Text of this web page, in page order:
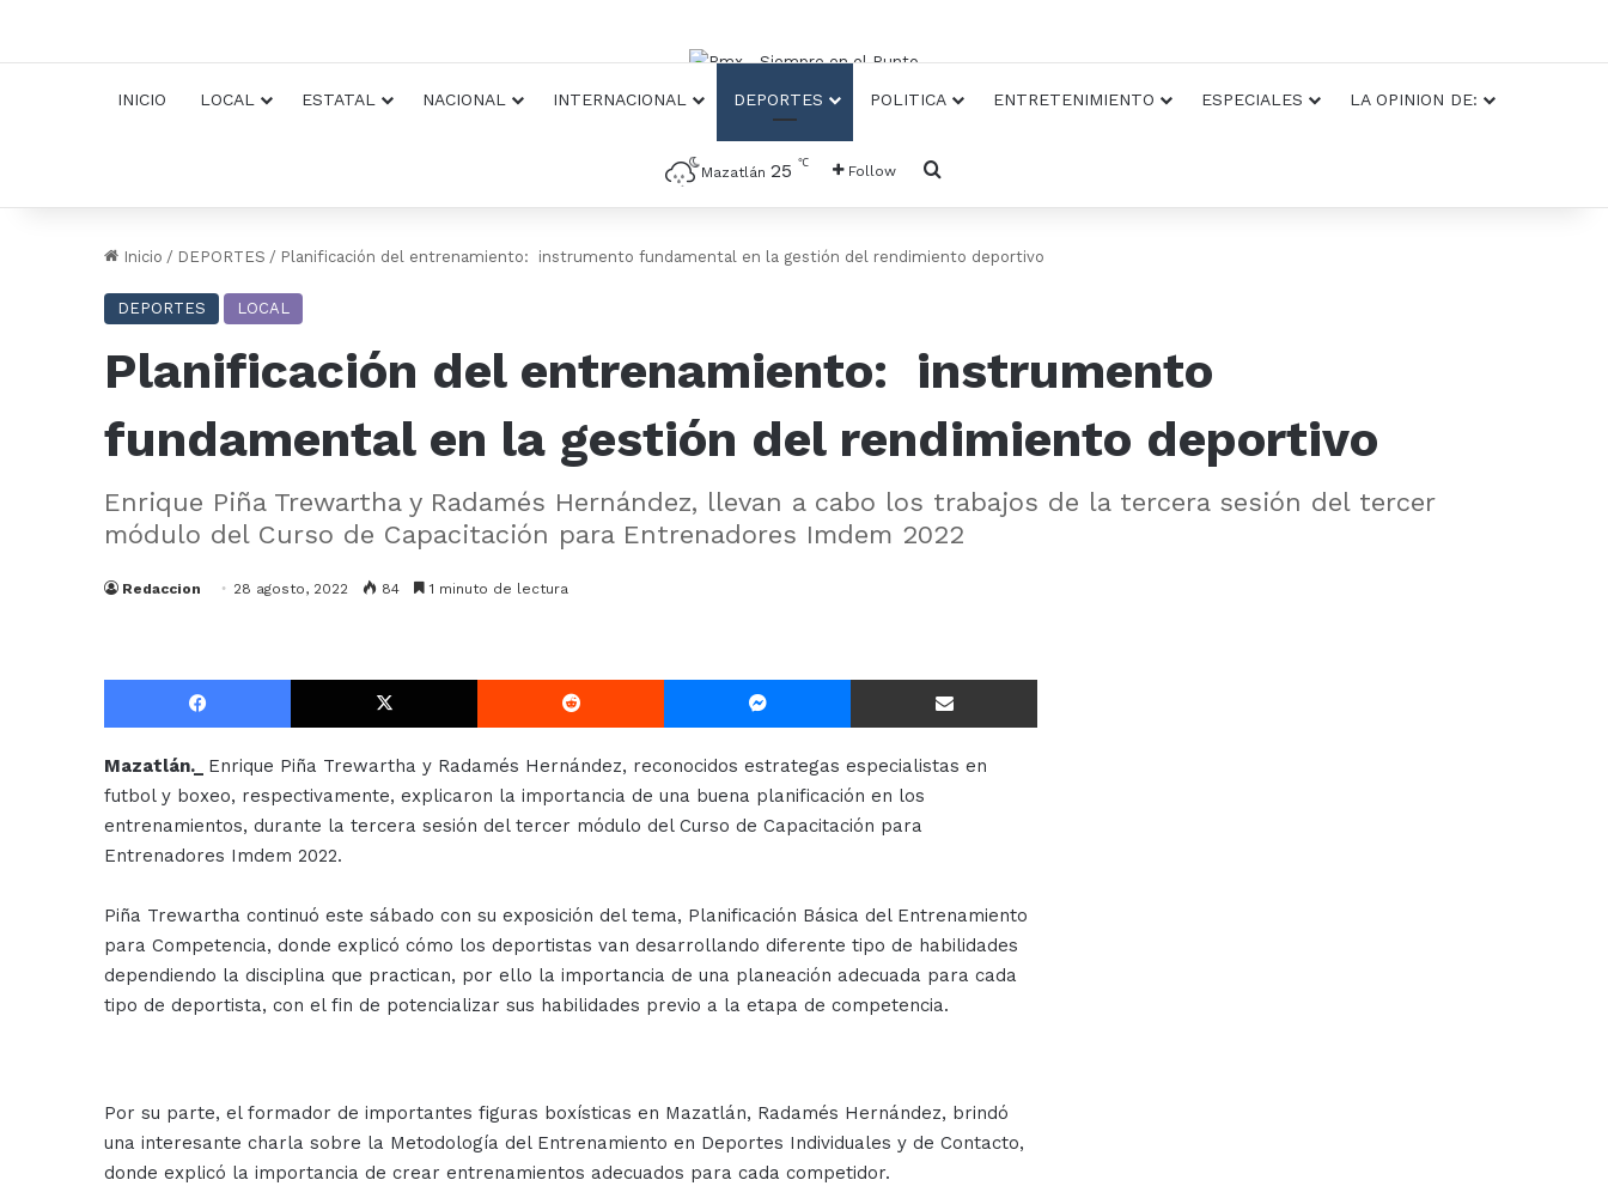
INICIO LOCAL ESTATAL NACIONAL INTERNACIONAL DEPORTES POLITICA ENTRETENIMIENTO ESPECIALES LA OPINION DE:
Mazatlán 25 ℃ Follow Busqueda
Inicio / DEPORTES / Planificación del entrenamiento: instrumento fundamental en la gestión del rendimiento deportivo
DEPORTES LOCAL
Planificación del entrenamiento: instrumento
fundamental en la gestión del rendimiento deportivo
Enrique Piña Trewartha y Radamés Hernández, llevan a cabo los trabajos de la tercera sesión del tercer
módulo del Curso de Capacitación para Entrenadores Imdem 2022
Redaccion 28 agosto, 2022 84 1 minuto de lectura
Facebook X Reddit Messenger Compartir Via E-mail
Mazatlán._ Enrique Piña Trewartha y Radamés Hernández, reconocidos estrategas especialistas en
futbol y boxeo, respectivamente, explicaron la importancia de una buena planificación en los
entrenamientos, durante la tercera sesión del tercer módulo del Curso de Capacitación para
Entrenadores Imdem 2022.
Piña Trewartha continuó este sábado con su exposición del tema, Planificación Básica del Entrenamiento
para Competencia, donde explicó cómo los deportistas van desarrollando diferente tipo de habilidades
dependiendo la disciplina que practican, por ello la importancia de una planeación adecuada para cada
tipo de deportista, con el fin de potencializar sus habilidades previo a la etapa de competencia.
Por su parte, el formador de importantes figuras boxísticas en Mazatlán, Radamés Hernández, brindó
una interesante charla sobre la Metodología del Entrenamiento en Deportes Individuales y de Contacto,
donde explicó la importancia de crear entrenamientos adecuados para cada competidor.